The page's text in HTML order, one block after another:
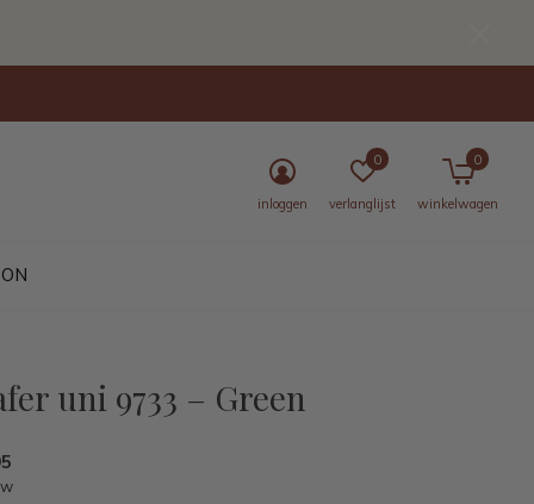
inloggen verlanglijst
0
winkelwagen
0
uni 9733 – Green